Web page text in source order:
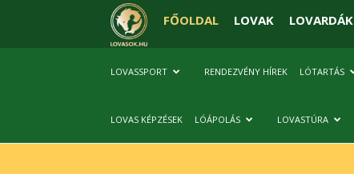
FŐOLDAL LOVAK LOVARDÁK
LOVASSPORT RENDEZVÉNY HÍREK LÓTARTÁS
LOVAS KÉPZÉSEK LÓÁPOLÁS LOVASTÚRA